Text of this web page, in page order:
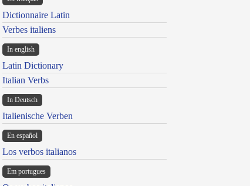
Dictionnaire Latin
Verbes italiens
In english
Latin Dictionary
Italian Verbs
In Deutsch
Italienische Verben
En español
Los verbos italianos
Em portugues